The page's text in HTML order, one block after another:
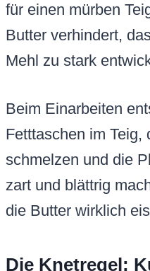
für einen mürben
Butter verhindert,
Mehl zu stark
Beim Einarbeiten
Fetttaschen im Teig,
schmelzen und die
zart und blättrig
die Butter wirklich
Die Knetregel: